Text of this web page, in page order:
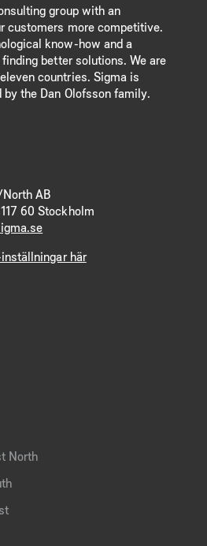
group with an
customers more competitive.
know-how and a
better solutions. We are
countries. Sigma is
by the Dan Olofsson family.
AB
60 Stockholm
här
North